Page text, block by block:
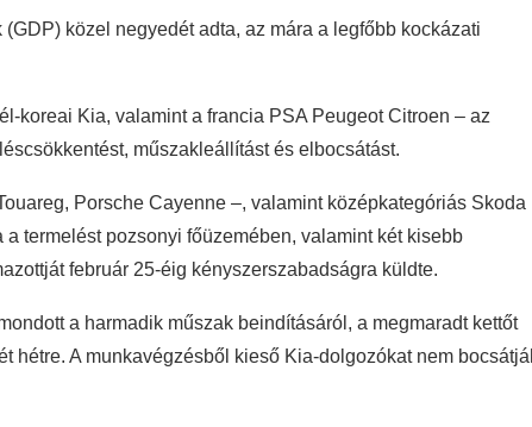
közel negyedét adta, az mára a legfőbb kockázati
koreai Kia, valamint a francia PSA Peugeot Citroen – az
műszakleállítást és elbocsátást.
Porsche Cayenne –, valamint középkategóriás Skoda
termelést pozsonyi főüzemében, valamint két kisebb
február 25-éig kényszerszabadságra küldte.
a harmadik műszak beindításáról, a megmaradt kettőt
hétre. A munkavégzésből kieső Kia-dolgozókat nem